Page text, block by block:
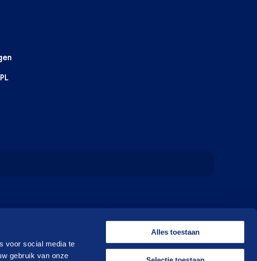
voor social media te
gebruik van onze
Alles toestaan